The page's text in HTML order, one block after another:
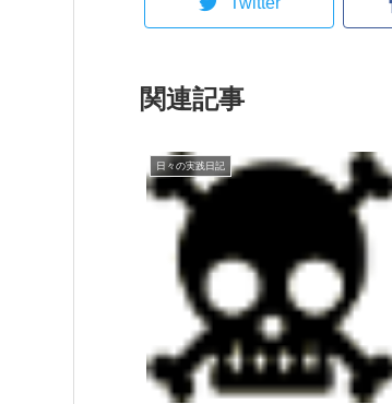
関連記事
日々の実践日記